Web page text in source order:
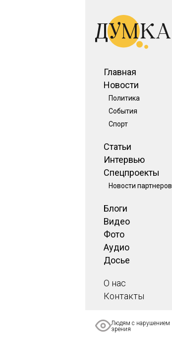
Главная
Новости
Политика
События
Спорт
Статьи
Интервью
Спецпроекты
Новости партнеров
Блоги
Видео
Фото
Аудио
Досье
О нас
Контакты
Людям с нарушением
зрения